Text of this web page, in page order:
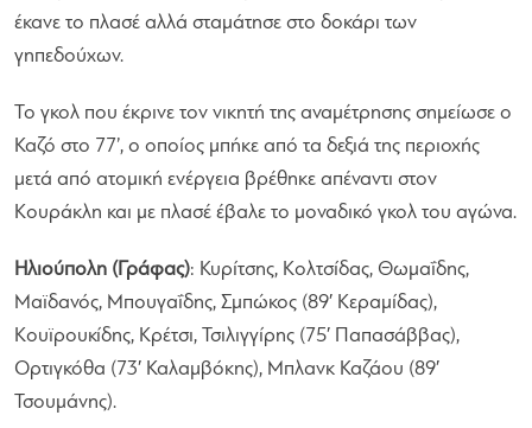
έκανε το πλασέ αλλά σταμάτησε στο δοκάρι των
γηπεδούχων.
Το γκολ που έκρινε τον νικητή της αναμέτρησης σημείωσε ο
Καζό στο 77’, ο οποίος μπήκε από τα δεξιά της περιοχής
μετά από ατομική ενέργεια βρέθηκε απέναντι στον
Κουράκλη και με πλασέ έβαλε το μοναδικό γκολ του αγώνα.
Ηλιούπολη (Γράφας): Κυρίτσης, Κολτσίδας, Θωμαΐδης,
Μαϊδανός, Μπουγαΐδης, Σμπώκος (89′ Κεραμίδας),
Κουϊρουκίδης, Κρέτσι, Τσιλιγγίρης (75′ Παπασάββας),
Ορτιγκόθα (73′ Καλαμβόκης), Μπλανκ Καζάου (89′
Τσουμάνης).